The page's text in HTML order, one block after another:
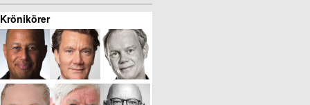
Krönikörer